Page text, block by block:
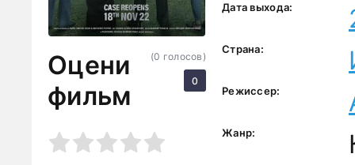
Оцени
фильм
5
(0 голосов)
0
Дата выхода:
Страна:
Режиссер:
Жанр: